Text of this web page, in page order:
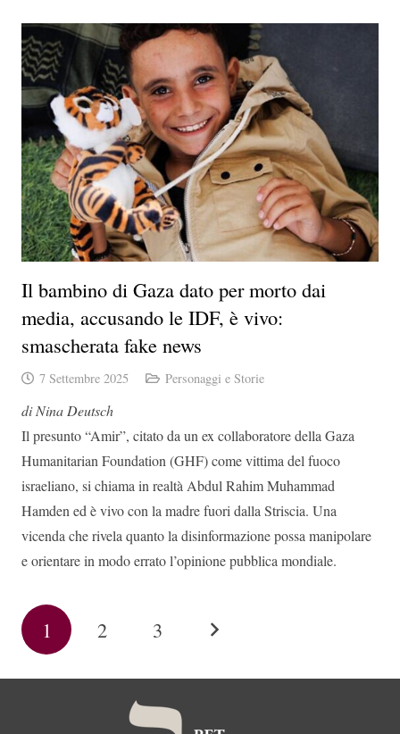
Il bambino di Gaza dato per morto dai
media, accusando le IDF, è vivo:
smascherata fake news
7 Settembre 2025 Personaggi e Storie
di Nina Deutsch
Il presunto “Amir”, citato da un ex collaboratore della Gaza
Humanitarian Foundation (GHF) come vittima del fuoco
israeliano, si chiama in realtà Abdul Rahim Muhammad
Hamden ed è vivo con la madre fuori dalla Striscia. Una
vicenda che rivela quanto la disinformazione possa manipolare
e orientare in modo errato l’opinione pubblica mondiale.
1 2 3